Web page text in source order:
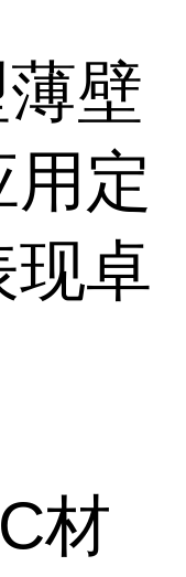
壁
定
现卓
材